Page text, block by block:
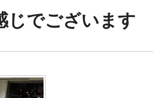
じでございます